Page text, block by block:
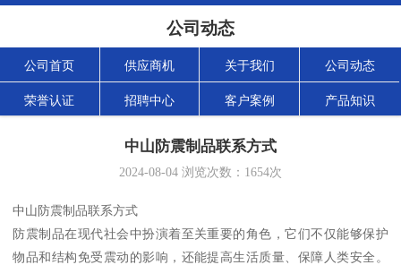
公司动态
公司首页 供应商机 关于我们 公司动态
荣誉认证 招聘中心 客户案例 产品知识
中山防震制品联系方式
2024-08-04 浏览次数： 1654次
中山防震制品联系方式
防震制品在现代社会中扮演着至关重要的角色，它们不仅能够保护
物品和结构免受震动的影响，还能提高生活质量、保障人类安全。